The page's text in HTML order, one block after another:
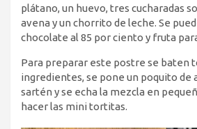
plátano, un huevo, tres cucharadas
avena y un chorrito de leche. Se
chocolate al 85 por ciento y fruta
Para preparar este postre se baten
ingredientes, se pone un poquito de
sartén y se echa la mezcla en
hacer las mini tortitas.